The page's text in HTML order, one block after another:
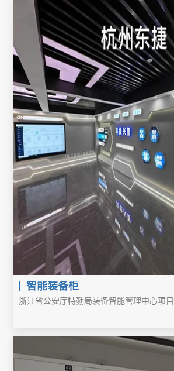
智能装备柜
浙江省公安厅特勤局装备智能管理中心项目